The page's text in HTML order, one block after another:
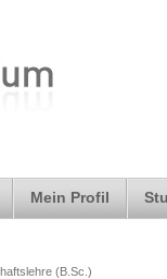
Mein Profil
(B.Sc.)